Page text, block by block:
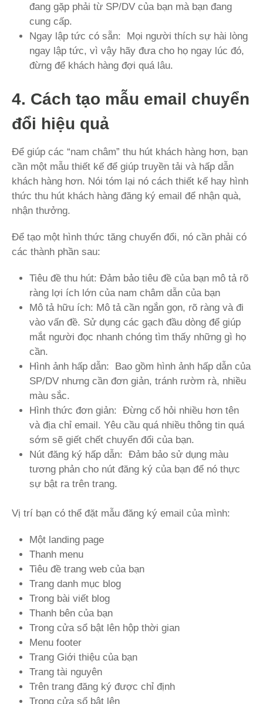
đang gặp phải từ SP/DV của bạn mà bạn đang
cung cấp.
Ngay lập tức có sẵn: Mọi người thích sự hài lòng
ngay lập tức, vì vậy hãy đưa cho họ ngay lúc đó,
đừng để khách hàng đợi quá lâu.
4. Cách tạo mẫu email chuyển
đổi hiệu quả
Để giúp các “nam châm” thu hút khách hàng hơn, bạn
cần một mẫu thiết kế để giúp truyền tải và hấp dẫn
khách hàng hơn. Nói tóm lại nó cách thiết kế hay hình
thức thu hút khách hàng đăng ký email để nhận quà,
nhận thưởng.
Để tạo một hình thức tăng chuyển đổi, nó cần phải có
các thành phần sau:
Tiêu đề thu hút: Đảm bảo tiêu đề của bạn mô tả rõ
ràng lợi ích lớn của nam châm dẫn của bạn
Mô tả hữu ích: Mô tả cần ngắn gọn, rõ ràng và đi
vào vấn đề. Sử dụng các gạch đầu dòng để giúp
mắt người đọc nhanh chóng tìm thấy những gì họ
cần.
Hình ảnh hấp dẫn: Bao gồm hình ảnh hấp dẫn của
SP/DV nhưng cần đơn giản, tránh rườm rà, nhiều
màu sắc.
Hình thức đơn giản: Đừng cố hỏi nhiều hơn tên
và địa chỉ email. Yêu cầu quá nhiều thông tin quá
sớm sẽ giết chết chuyển đổi của bạn.
Nút đăng ký hấp dẫn: Đảm bảo sử dụng màu
tương phản cho nút đăng ký của bạn để nó thực
sự bật ra trên trang.
Vị trí bạn có thể đặt mẫu đăng ký email của mình:
Một landing page
Thanh menu
Tiêu đề trang web của bạn
Trang danh mục blog
Trong bài viết blog
Thanh bên của bạn
Trong cửa sổ bật lên hộp thời gian
Menu footer
Trang Giới thiệu của bạn
Trang tài nguyên
Trên trang đăng ký được chỉ định
Trong cửa sổ bật lên